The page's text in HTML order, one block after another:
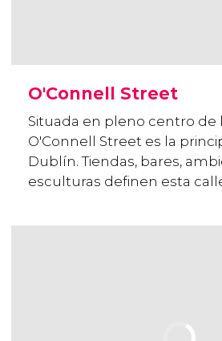
O'Connell Street
Situada en pleno centro de
O'Connell Street es la
Dublín. Tiendas, bares,
esculturas definen esta